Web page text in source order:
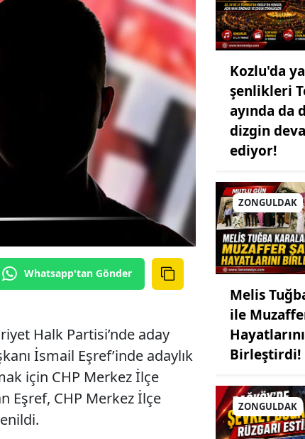
Whatsapp'tan Gönder
Halk Partisi’nde aday
İsmail Eşref’inde adaylık
için CHP Merkez İlçe
Eşref, CHP Merkez İlçe
Kozlu'da
şenlikleri
ayında da
dizgin
ediyor!
ZONGULDAK
Melis
ile
Hayatlarını
Birleştirdi!
ZONGULDAK